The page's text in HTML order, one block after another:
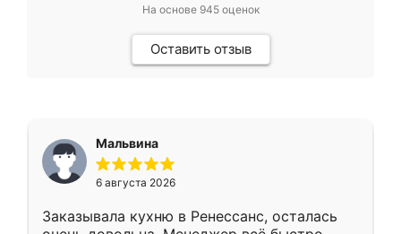
На основе 945оценок
Оставить отзыв
Мальвина
6 августа 2026
Заказывала кухню в Ренессанс, осталась